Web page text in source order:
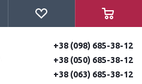
+38 (098) 685-38-12
+38 (050) 685-38-12
+38 (063) 685-38-12